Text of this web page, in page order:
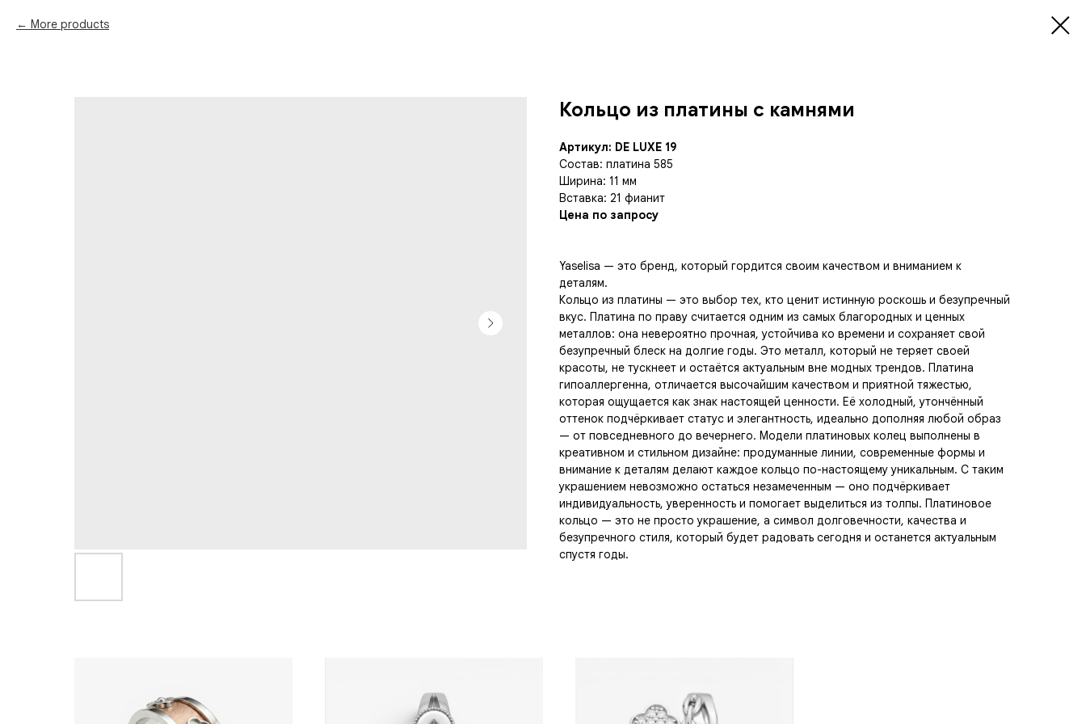
More products
Кольцо из платины с камнями
Артикул: DE LUXE 19
Состав: платина 585
Ширина: 11 мм
Вставка: 21 фианит
Цена по запросу
Yaselisa — это бренд, который гордится своим качеством и вниманием к
деталям.
Кольцо из платины — это выбор тех, кто ценит истинную роскошь и безупречный
вкус. Платина по праву считается одним из самых благородных и ценных
металлов: она невероятно прочная, устойчива ко времени и сохраняет свой
безупречный блеск на долгие годы. Это металл, который не теряет своей
красоты, не тускнеет и остаётся актуальным вне модных трендов. Платина
гипоаллергенна, отличается высочайшим качеством и приятной тяжестью,
которая ощущается как знак настоящей ценности. Её холодный, утончённый
оттенок подчёркивает статус и элегантность, идеально дополняя любой образ
— от повседневного до вечернего. Модели платиновых колец выполнены в
креативном и стильном дизайне: продуманные линии, современные формы и
внимание к деталям делают каждое кольцо по-настоящему уникальным. С таким
украшением невозможно остаться незамеченным — оно подчёркивает
индивидуальность, уверенность и помогает выделиться из толпы. Платиновое
кольцо — это не просто украшение, а символ долговечности, качества и
безупречного стиля, который будет радовать сегодня и останется актуальным
спустя годы.